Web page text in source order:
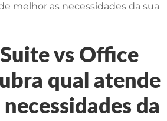
melhor as necessidades da sua
vs Office
qual atende
da